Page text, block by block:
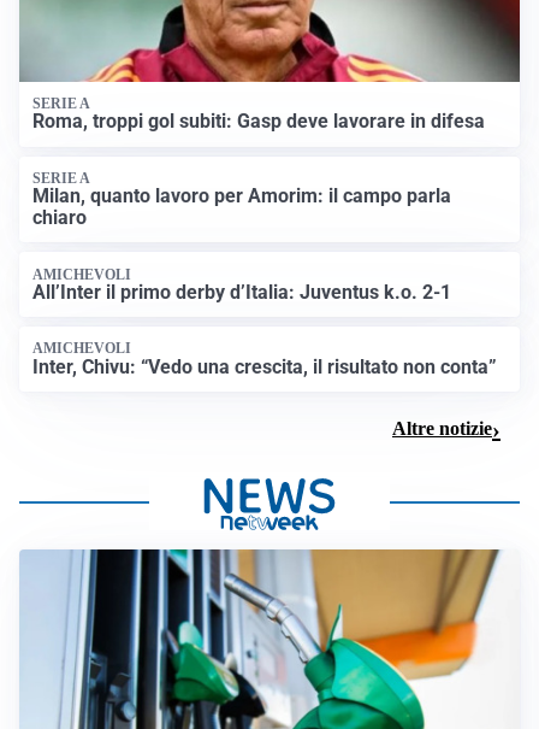
SERIE A
Roma, troppi gol subiti: Gasp deve lavorare in difesa
SERIE A
Milan, quanto lavoro per Amorim: il campo parla
chiaro
AMICHEVOLI
All’Inter il primo derby d’Italia: Juventus k.o. 2-1
AMICHEVOLI
Inter, Chivu: “Vedo una crescita, il risultato non conta”
Altre notizie